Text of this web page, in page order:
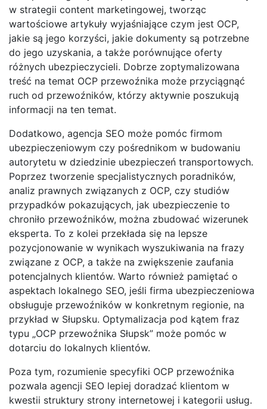
w strategii content marketingowej, tworząc
wartościowe artykuły wyjaśniające czym jest OCP,
jakie są jego korzyści, jakie dokumenty są potrzebne
do jego uzyskania, a także porównujące oferty
różnych ubezpieczycieli. Dobrze zoptymalizowana
treść na temat OCP przewoźnika może przyciągnąć
ruch od przewoźników, którzy aktywnie poszukują
informacji na ten temat.
Dodatkowo, agencja SEO może pomóc firmom
ubezpieczeniowym czy pośrednikom w budowaniu
autorytetu w dziedzinie ubezpieczeń transportowych.
Poprzez tworzenie specjalistycznych poradników,
analiz prawnych związanych z OCP, czy studiów
przypadków pokazujących, jak ubezpieczenie to
chroniło przewoźników, można zbudować wizerunek
eksperta. To z kolei przekłada się na lepsze
pozycjonowanie w wynikach wyszukiwania na frazy
związane z OCP, a także na zwiększenie zaufania
potencjalnych klientów. Warto również pamiętać o
aspektach lokalnego SEO, jeśli firma ubezpieczeniowa
obsługuje przewoźników w konkretnym regionie, na
przykład w Słupsku. Optymalizacja pod kątem fraz
typu „OCP przewoźnika Słupsk” może pomóc w
dotarciu do lokalnych klientów.
Poza tym, rozumienie specyfiki OCP przewoźnika
pozwala agencji SEO lepiej doradzać klientom w
kwestii struktury strony internetowej i kategorii usług.